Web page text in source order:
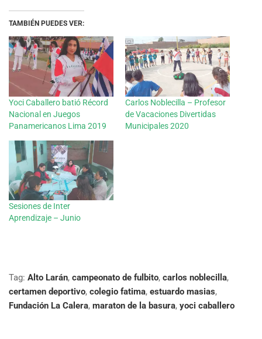
TAMBIÉN PUEDES VER:
Yoci Caballero batió Récord
Nacional en Juegos
Panamericanos Lima 2019
Carlos Noblecilla – Profesor
de Vacaciones Divertidas
Municipales 2020
Sesiones de Inter
Aprendizaje – Junio
Tag: Alto Larán, campeonato de fulbito, carlos noblecilla,
certamen deportivo, colegio fatima, estuardo masias,
Fundación La Calera, maraton de la basura, yoci caballero